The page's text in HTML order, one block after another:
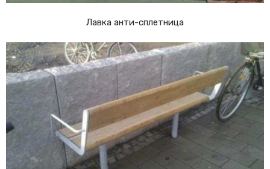
Лавка анти-сплетница